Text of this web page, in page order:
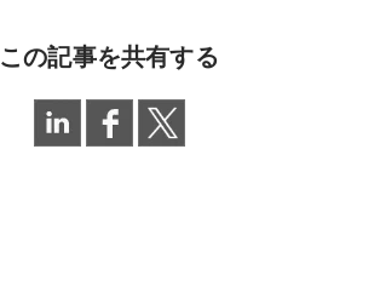
この記事を共有する